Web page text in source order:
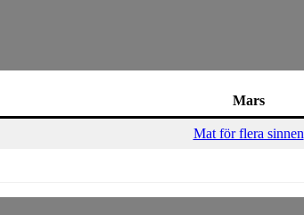
Mars
Mat för flera sinnen